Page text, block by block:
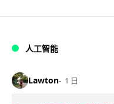
人工智能
Lawton 1 日